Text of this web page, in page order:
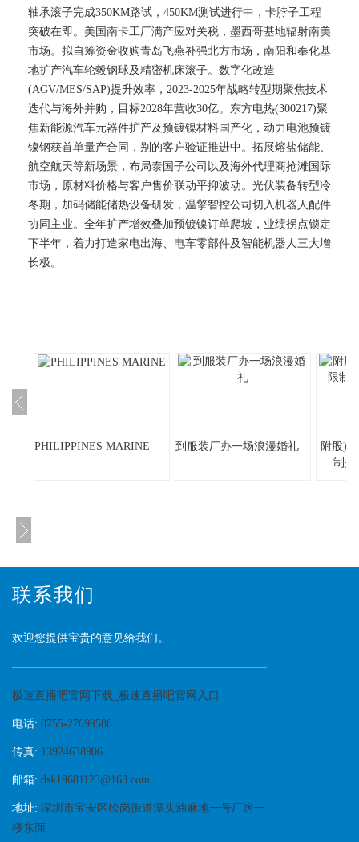
轴承滚子完成350KM路试，450KM测试进行中，卡脖子工程
突破在即。美国南卡工厂满产应对关税，墨西哥基地辐射南美
市场。拟自筹资金收购青岛飞燕补强北方市场，南阳和奉化基
地扩产汽车轮毂钢球及精密机床滚子。数字化改造
(AGV/MES/SAP)提升效率，2023-2025年战略转型期聚焦技术
迭代与海外并购，目标2028年营收30亿。东方电热(300217)聚
焦新能源汽车元器件扩产及预镀镍材料国产化，动力电池预镀
镍钢获首单量产合同，别的客户验证推进中。拓展熔盐储能、
航空航天等新场景，布局泰国子公司以及海外代理商抢滩国际
市场，原材料价格与客户售价联动平抑波动。光伏装备转型冷
冬期，加码储能储热设备研发，温擎智控公司切入机器人配件
协同主业。全年扩产增效叠加预镀镍订单爬坡，业绩拐点锁定
下半年，着力打造家电出海、电车零部件及智能机器人三大增
长极。
PHILIPPINES MARINE 到服装厂办一场浪漫婚礼
附股)
制关
联系我们
欢迎您提供宝贵的意见给我们。
极速直播吧官网下载_极速直播吧官网入口
电话: 0755-27699586
传真: 13924638906
邮箱: dsk19681123@163.com
地址: 深圳市宝安区松岗街道潭头油麻地一号厂房一
楼东面